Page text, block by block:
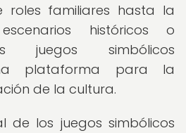
roles familiares hasta la
históricos o
juegos simbólicos
plataforma para la
de la cultura.
de los juegos simbólicos